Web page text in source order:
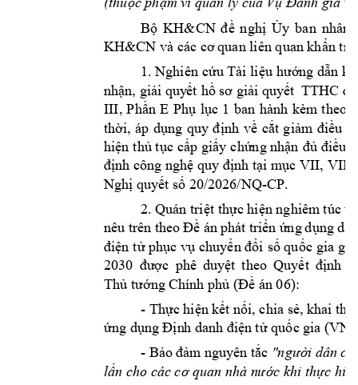
Bộ KH&CN đề nghị Ủy ban nhân
KH&CN và các cơ quan liên quan khẩn tr
1. Nghiên cứu Tài liệu hướng dẫn
nhận, giải quyết hồ sơ giải quyết TTHC
III, Phần E Phụ lục 1 ban hành kèm theo
thời, áp dụng quy định về cắt giảm điều
hiện thủ tục cấp giấy chứng nhận đủ điều
định công nghệ quy định tại mục VII, VIII
Nghị quyết số 20/2026/NQ-CP.
2. Quán triệt thực hiện nghiêm túc
nêu trên theo Đề án phát triển ứng dụng dữ
điện tử phục vụ chuyển đổi số quốc gia
2030 được phê duyệt theo Quyết định
Thủ tướng Chính phủ (Đề án 06):
- Thực hiện kết nối, chia sẻ, khai
ứng dụng Định danh điện tử quốc gia (V
- Bảo đảm nguyên tắc "người dân
lần cho các cơ quan nhà nước khi thực h